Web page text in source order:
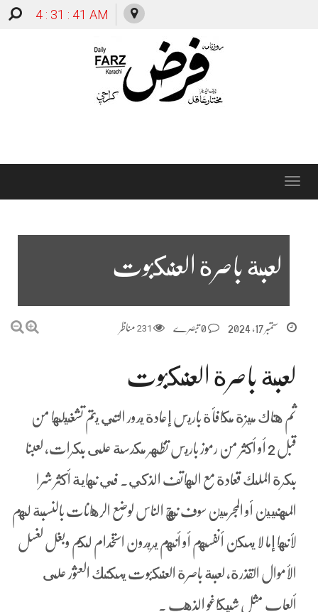
4 : 31 : 42 AM
Toggle
لعبة باصرة العنكبوت
ستمبر 17, 2024 231 مناظر
لعبة باصرة العنكبوت
ثم هناك ميزة مكافأة باريس إعادة يدور التي يتم تشغيلها من
قبل 2 أو أكثر من رموز باريس تظهر مكدسة على بكرات، لعبنا
بكرة الملك قعادة مع الهاتف الذكي. في نهاية أكثر شرا
المهنيين أو المجرمين سوف نهج الناس لوضع الرهانات بالنسبة لهم
لأنها إما لا يمكن أنفسهم أو أنهم يريدون استخدام لكم وبغل لغسل
الأموال القذرة، لعبة باصرة العنكبوت يمكنك العثور على
ألعاب مثل شيكاغو الذهب .